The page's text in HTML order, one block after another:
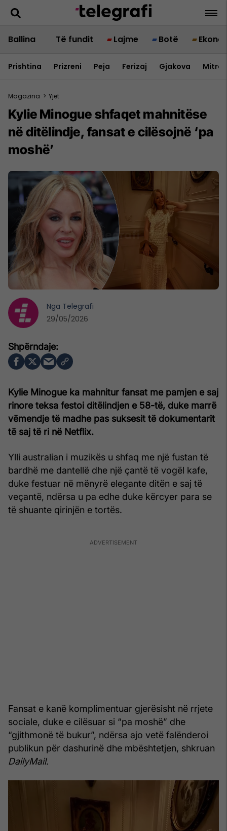
Ballina Të fundit Lajme Botë
Prishtina Prizreni Peja Ferizaj Gjakova
Magazina > Yjet
Kylie Minogue shfaqet mahnitëse
në ditëlindje, fansat e cilësojnë ‘pa
moshë’
Kylie Minogue ka mahnitur fansat me pamjen e saj
rinore teksa festoi ditëlindjen e 58-të, duke marrë
vëmendje të madhe pas suksesit të dokumentarit
të saj të ri në Netflix.
Ylli australian i muzikës u shfaq me një fustan të
bardhë me dantellë dhe një çantë të vogël kafe,
duke festuar në mënyrë elegante ditën e saj të
veçantë, ndërsa u pa edhe duke kërcyer para se
të shuante qirinjën e tortës.
Fansat e kanë komplimentuar gjerësisht në rrjete
sociale, duke e cilësuar si “pa moshë” dhe
“gjithmonë të bukur”, ndërsa ajo vetë falënderoi
publikun për dashurinë dhe mbështetjen, shkruan
DailyMail.
Nga Telegrafi
29/05/2026